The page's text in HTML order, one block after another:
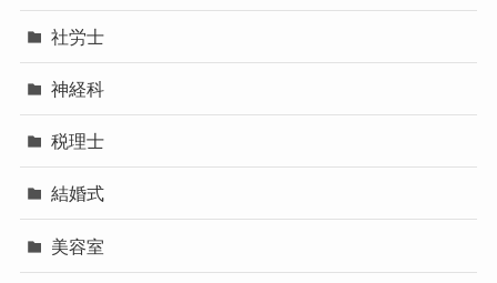
社労士
神経科
税理士
結婚式
美容室